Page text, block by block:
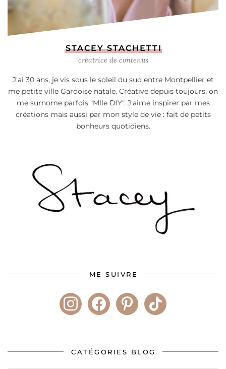
STACEY STACHETTI
créatrice de contenus
J'ai 30 ans, je vis sous le soleil du sud entre Montpellier et
me petite ville Gardoise natale. Créative depuis toujours, on
me surnome parfois "Mlle DIY". J'aime inspirer par mes
créations mais aussi par mon style de vie : fait de petits
bonheurs quotidiens.
ME SUIVRE
instagramfacebookpinteresttiktok
CATÉGORIES BLOG